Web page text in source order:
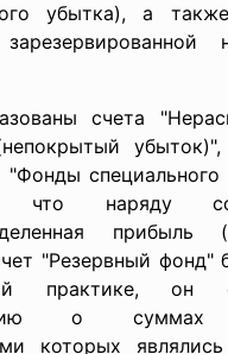
убытка), а
счета
убыток)",
"Фонды специального
что наряду
прибыль
"Резервный фонд"
практике, он
о суммах
которых